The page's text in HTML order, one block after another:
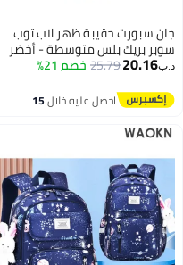
جان سبورت حقيبة ظهر لاب توب
سوبر بريك بلس متوسطة - أخضر
كارغو
د.ب‏20.16
25.79خصم 21%
احصل عليه خلال15